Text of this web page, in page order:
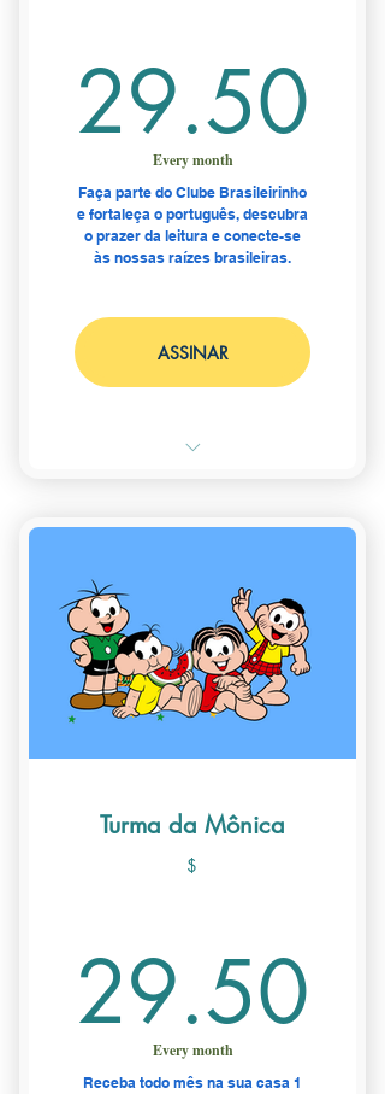
29.50
Every month
Faça parte do Clube Brasileirinho
e fortaleça o português, descubra
o prazer da leitura e conecte-se
às nossas raízes brasileiras.
ASSINAR
dentro da sua casa
📚 2 livros em português
selecionados por educadores
🎁 + 1 brinde surpresa
Turma da Mônica
$
29.50
Every month
Receba todo mês na sua casa 1